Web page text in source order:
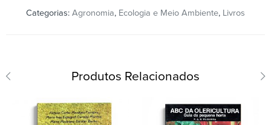
Categorias: Agronomia, Ecologia e Meio Ambiente, Livros
Produtos Relacionados